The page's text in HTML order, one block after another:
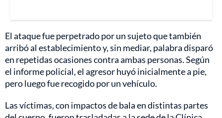
El ataque fue perpetrado por un sujeto que también
arribó al establecimiento y, sin mediar, palabra disparó
en repetidas ocasiones contra ambas personas. Según
el informe policial, el agresor huyó inicialmente a pie,
pero luego fue recogido por un vehículo.
Las víctimas, con impactos de bala en distintas partes